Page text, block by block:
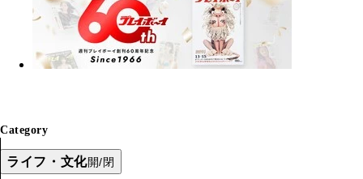
Category
ライフ・文化開/閉